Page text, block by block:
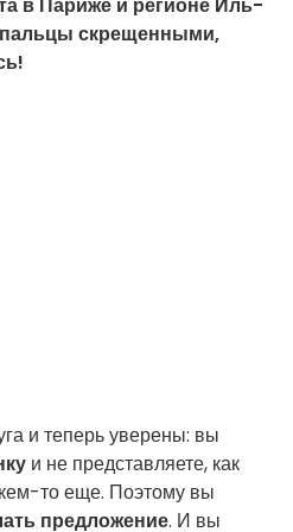
в Париже и регионе Иль-
скрещенными,
и теперь уверены: вы
и не представляете, как
то еще. Поэтому вы
предложение. И вы